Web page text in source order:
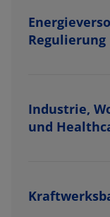
Regulierung
Industrie,
und